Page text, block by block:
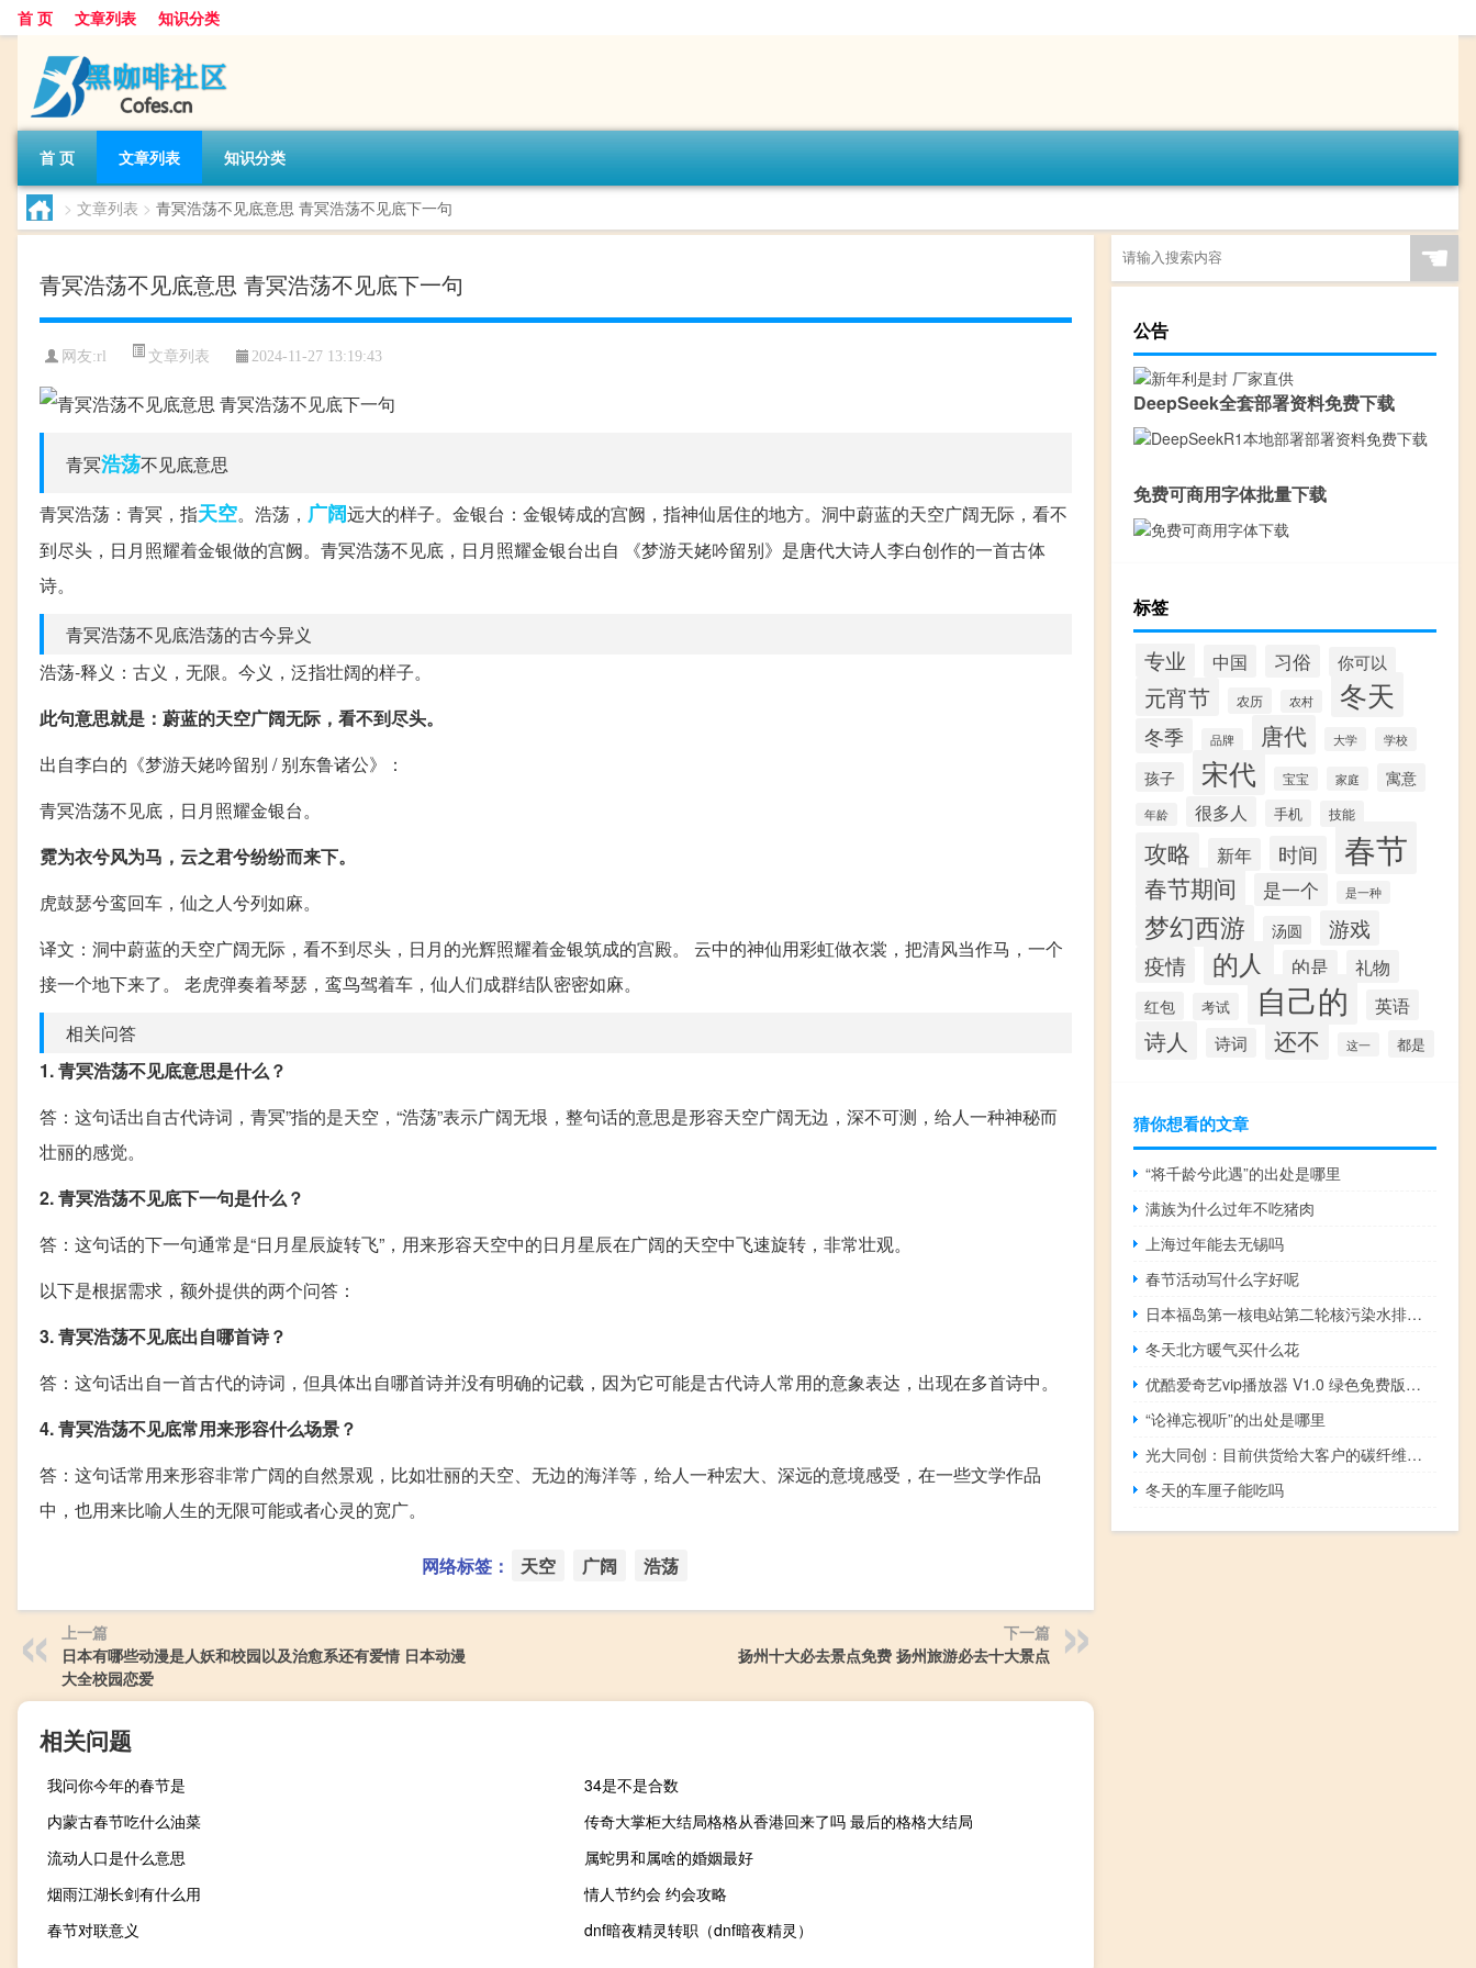
首 页 文章列表 知识分类
首 页 文章列表 知识分类
> 文章列表 > 青冥浩荡不见底意思 青冥浩荡不见底下一句
青冥浩荡不见底意思 青冥浩荡不见底下一句
网友:rl 文章列表 2024-11-27 13:19:43
青冥浩荡不见底意思
青冥浩荡：青冥，指天空。浩荡， 广阔远大的样子。金银台：金银铸成的宫阙，指神仙居住的地方。洞中蔚蓝的天空广阔无际，看不
到尽头，日月照耀着金银做的宫阙。青冥浩荡不见底，日月照耀金银台出自 《梦游天姥吟留别》是唐代大诗人李白创作的一首古体
诗。
青冥浩荡不见底浩荡的古今异义
浩荡-释义：古义，无限。今义，泛指壮阔的样子。
此句意思就是：蔚蓝的天空广阔无际，看不到尽头。
出自李白的《梦游天姥吟留别 / 别东鲁诸公》：
青冥浩荡不见底，日月照耀金银台。
霓为衣兮风为马，云之君兮纷纷而来下。
虎鼓瑟兮鸾回车，仙之人兮列如麻。
译文：洞中蔚蓝的天空广阔无际，看不到尽头，日月的光辉照耀着金银筑成的宫殿。 云中的神仙用彩虹做衣裳，把清风当作马，一个
接一个地下来了。 老虎弹奏着琴瑟，鸾鸟驾着车，仙人们成群结队密密如麻。
相关问答
1. 青冥浩荡不见底意思是什么？
答：这句话出自古代诗词，青冥”指的是天空，“浩荡”表示广阔无垠，整句话的意思是形容天空广阔无边，深不可测，给人一种神秘而
壮丽的感觉。
2. 青冥浩荡不见底下一句是什么？
答：这句话的下一句通常是“日月星辰旋转飞”，用来形容天空中的日月星辰在广阔的天空中飞速旋转，非常壮观。
以下是根据需求，额外提供的两个问答：
3. 青冥浩荡不见底出自哪首诗？
答：这句话出自一首古代的诗词，但具体出自哪首诗并没有明确的记载，因为它可能是古代诗人常用的意象表达，出现在多首诗中。
4. 青冥浩荡不见底常用来形容什么场景？
答：这句话常用来形容非常广阔的自然景观，比如壮丽的天空、无边的海洋等，给人一种宏大、深远的意境感受，在一些文学作品
中，也用来比喻人生的无限可能或者心灵的宽广。
网络标签： 天空 广阔 浩荡
上一篇
日本有哪些动漫是人妖和校园以及治愈系还有爱情 日本动漫
大全校园恋爱
下一篇
扬州十大必去景点免费 扬州旅游必去十大景点
相关问题
我问你今年的春节是
34是不是合数
内蒙古春节吃什么油菜
传奇大掌柜大结局格格从香港回来了吗 最后的格格大结局
流动人口是什么意思
属蛇男和属啥的婚姻最好
烟雨江湖长剑有什么用
情人节约会 约会攻略
春节对联意义
dnf暗夜精灵转职（dnf暗夜精灵）
☚
公告
DeepSeek全套部署资料免费下载
免费可商用字体批量下载
标签
专业 中国 习俗 你可以
元宵节 农历 农村 冬天
冬季 品牌 唐代 大学 学校
孩子 宋代 宝宝 家庭 寓意
年龄 很多人 手机 技能
攻略 新年 时间 春节
春节期间 是一个 是一种
梦幻西游 汤圆 游戏
疫情 的人 的是 礼物
红包 考试 自己的 英语
诗人 诗词 还不 这一 都是
猜你想看的文章
“将千龄兮此遇”的出处是哪里
满族为什么过年不吃猪肉
上海过年能去无锡吗
春节活动写什么字好呢
日本福岛第一核电站第二轮核污染水排海将从10月5日开始 到底什么情况呢
冬天北方暖气买什么花
优酷爱奇艺vip播放器 V1.0 绿色免费版（优酷爱奇艺vip播放器 V1.0 绿色免费版功能简介）
“论禅忘视听”的出处是哪里
光大同创：目前供货给大客户的碳纤维产品主要运用于中高端机型
冬天的车厘子能吃吗